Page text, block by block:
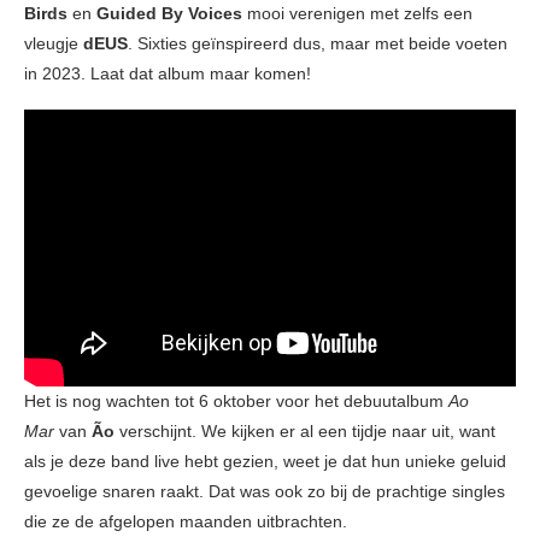
Birds en Guided By Voices mooi verenigen met zelfs een
vleugje dEUS. Sixties geïnspireerd dus, maar met beide voeten
in 2023. Laat dat album maar komen!
Het is nog wachten tot 6 oktober voor het debuutalbum Ao
Mar van Ão verschijnt. We kijken er al een tijdje naar uit, want
als je deze band live hebt gezien, weet je dat hun unieke geluid
gevoelige snaren raakt. Dat was ook zo bij de prachtige singles
die ze de afgelopen maanden uitbrachten.